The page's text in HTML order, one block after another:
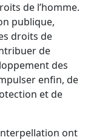
de l’homme.
publique,
droits de
de
des
enfin, de
et de
ont